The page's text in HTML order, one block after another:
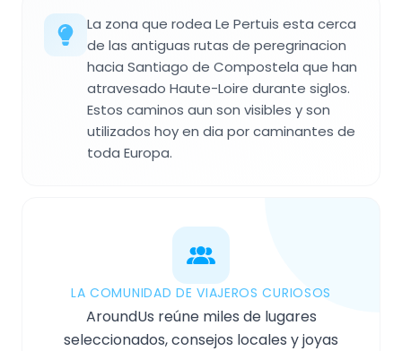
La zona que rodea Le Pertuis esta cerca
de las antiguas rutas de peregrinacion
hacia Santiago de Compostela que han
atravesado Haute-Loire durante siglos.
Estos caminos aun son visibles y son
utilizados hoy en dia por caminantes de
toda Europa.
LA COMUNIDAD DE VIAJEROS CURIOSOS
AroundUs reúne miles de lugares
seleccionados, consejos locales y joyas